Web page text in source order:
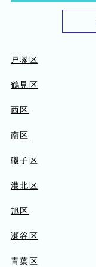
戸塚区
鶴見区
西区
南区
磯子区
港北区
旭区
瀬谷区
青葉区